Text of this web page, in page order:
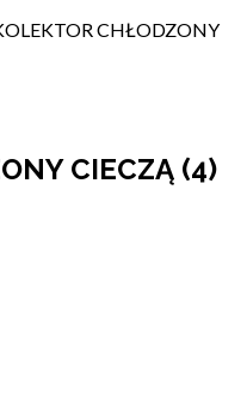
CHŁODZONY
CIECZĄ (4)